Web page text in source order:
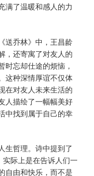
满了温暖和感人的力
送乔林》中，王昌龄
，还寄寓了对友人的
时忘却仕途的烦恼，
这种深情厚谊不仅体
在对友人未来生活的
人描绘了一幅幅美好
中找到属于自己的幸
生哲理。诗中提到了
实际上是在告诉人们一
自由和快乐，而不是